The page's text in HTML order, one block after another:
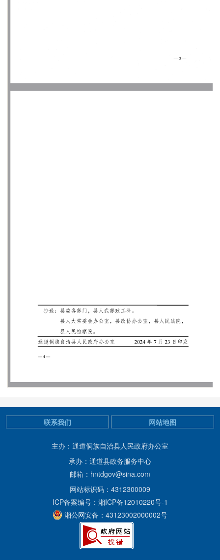
主办：通道侗族自治县人民政府办公室
承办：通道县政务服务中心
邮箱：hntdgov@sina.com
网站标识码：4312300009
ICP备案编号：湘ICP备12010220号-1
湘公网安备：43123002000002号
联系我们 网站地图